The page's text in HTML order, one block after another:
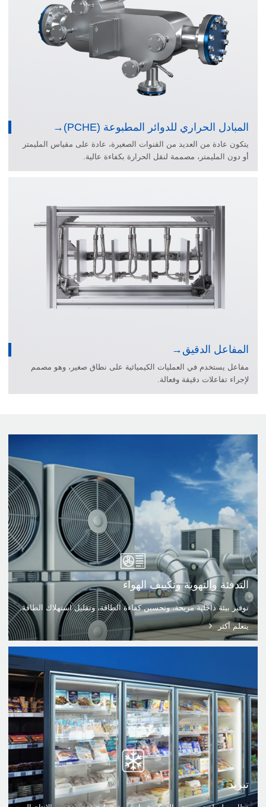
المبادل الحراري للدوائر المطبوعة (PCHE)
يتكون عادة من العديد من القنوات الصغيرة، عادة على مقياس المليمتر
أو دون المليمتر، مصممة لنقل الحرارة بكفاءة عالية.
المفاعل الدقيق
مفاعل يستخدم في العمليات الكيميائية على نطاق صغير، وهو مصمم
لإجراء تفاعلات دقيقة وفعالة.
التدفئة والتهوية وتكييف الهواء
توفير بيئة داخلية مريحة، وتحسين كفاءة الطاقة، وتقليل استهلاك الطاقة.
يتعلم أكثر
تبريد